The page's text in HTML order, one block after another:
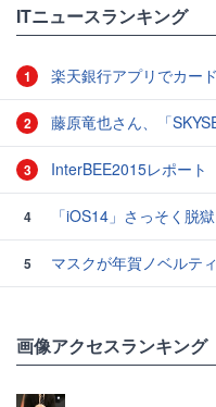
ITニュースランキング
1 楽天銀行アプリでカー
2 藤原竜也さん、「SKYSEA Client View」新CMで「
3 InterBEE2015レポー
4 「iOS14」さっそく脱
5
マスクが年賀ノベルティに
画像アクセスランキング